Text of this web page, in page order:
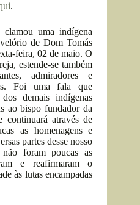
.
clamou uma indígena
de Dom Tomás
feira, 02 de maio. O
estende-se também
admiradores e
Foi uma fala que
demais indígenas
ao bispo fundador da
através de
as homenagens e
partes desse nosso
foram poucas as
e reafirmaram o
às lutas encampadas